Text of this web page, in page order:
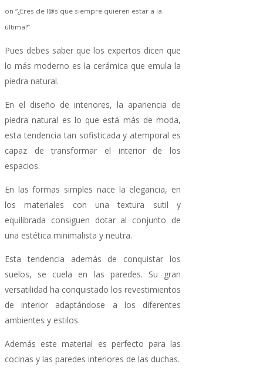
on “¿Eres de l@s que siempre quieren estar a la
última?”
Pues debes saber que los expertos dicen que
lo más moderno es la cerámica que emula la
piedra natural.
En el diseño de interiores, la apariencia de
piedra natural es lo que está más de moda,
esta tendencia tan sofisticada y atemporal es
capaz de transformar el interior de los
espacios.
En las formas simples nace la elegancia, en
los materiales con una textura sutil y
equilibrada consiguen dotar al conjunto de
una estética minimalista y neutra.
Esta tendencia además de conquistar los
suelos, se cuela en las paredes. Su gran
versatilidad ha conquistado los revestimientos
de interior adaptándose a los diferentes
ambientes y estilos.
Además este material es perfecto para las
cocinas y las paredes interiores de las duchas.